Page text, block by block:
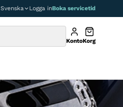
Svenska Logga inBoka servicetid
KontoKorg